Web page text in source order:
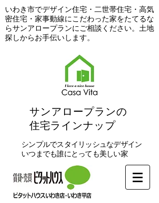
​いわき市でデザイン住宅・二世帯住宅・高気
密住宅・家事動線にこだわった家をたてるな
らサンアロープランにご相談ください。土地
探しからお手伝いします。
​サンアロープランの
住宅ラインナップ
シンプルでスタイリッシュなデザイン
いつまでも誰にとっても美しい家